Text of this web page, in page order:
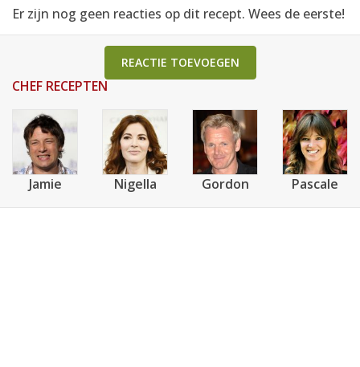
Er zijn nog geen reacties op dit recept. Wees de eerste!
REACTIE TOEVOEGEN
CHEF RECEPTEN
Jamie Nigella Gordon Pascale